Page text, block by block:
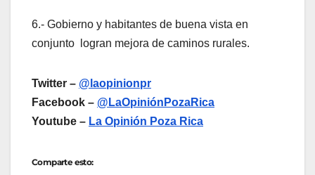
6.- Gobierno y habitantes de buena vista en
conjunto logran mejora de caminos rurales.
Twitter – @laopinionpr
Facebook – @LaOpiniónPozaRica
Youtube – La Opinión Poza Rica
Comparte esto: